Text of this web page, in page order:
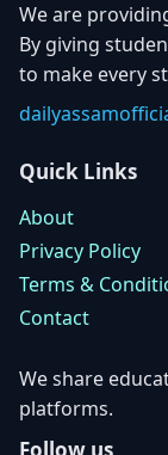
We are
By giving
to make every
Quick Links
About
Privacy Policy
Terms &
Contact
We share
platforms.